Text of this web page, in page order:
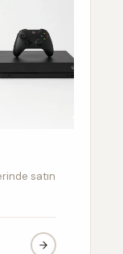
satın